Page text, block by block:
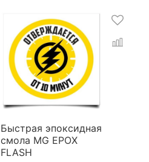
Быстрая эпоксидная
смола MG EPOX
FLASH